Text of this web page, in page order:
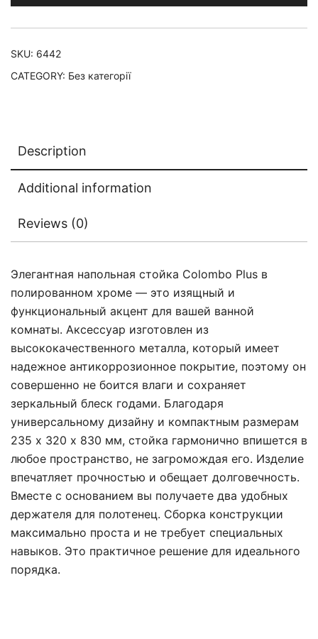
SKU: 6442
CATEGORY: Без категорії
Description
Additional information
Reviews (0)
Элегантная напольная стойка Colombo Plus в
полированном хроме — это изящный и
функциональный акцент для вашей ванной
комнаты. Аксессуар изготовлен из
высококачественного металла, который имеет
надежное антикоррозионное покрытие, поэтому он
совершенно не боится влаги и сохраняет
зеркальный блеск годами. Благодаря
универсальному дизайну и компактным размерам
235 х 320 x 830 мм, стойка гармонично впишется в
любое пространство, не загромождая его. Изделие
впечатляет прочностью и обещает долговечность.
Вместе с основанием вы получаете два удобных
держателя для полотенец. Сборка конструкции
максимально проста и не требует специальных
навыков. Это практичное решение для идеального
порядка.